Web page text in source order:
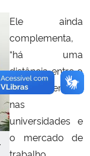
Ele ainda
complementa,
“há uma
distância entre o
conhecimento
nas
universidades e
o mercado de
trabalho,